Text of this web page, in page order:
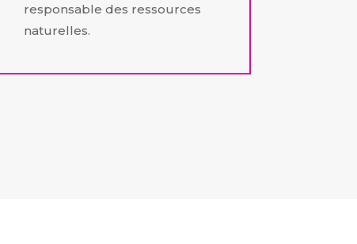
responsable des ressources
naturelles.